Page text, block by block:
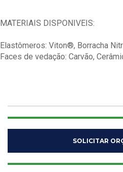
MATERIAIS DISPONIVEIS:
Elastômeros: Viton®, Borracha
Faces de vedação: Carvão,
SOLICITAR